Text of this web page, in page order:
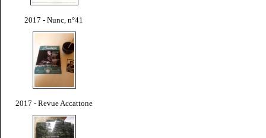
2017 - Nunc, n°41
2017 - Revue Accattone